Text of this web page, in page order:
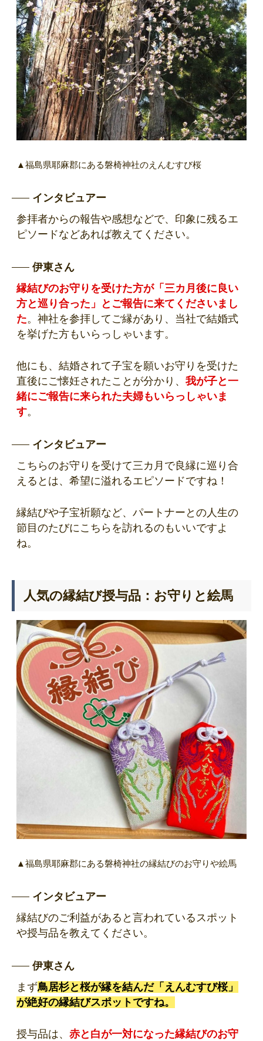
▲福島県耶麻郡にある磐椅神社のえんむすび桜
インタビュアー
参拝者からの報告や感想などで、印象に残るエ
ピソードなどあれば教えてください。
伊東さん
縁結びのお守りを受けた方が「三カ月後に良い
方と巡り合った」
とご報告に来てくださいまし
た。神社を参拝してご縁があり、当社で結婚式
を挙げた方もいらっしゃいます。
他にも、結婚されて子宝を願いお守りを受けた
直後にご懐妊されたことが分かり、 我が子と一
緒にご報告に来られた夫婦もいらっしゃいま
す。
インタビュアー
こちらのお守りを受けて三カ月で良縁に巡り合
えるとは、希望に溢れるエピソードですね！
縁結びや子宝祈願など、パートナーとの人生の
節目のたびにこちらを訪れるのもいいですよ
ね。
人気の縁結び授与品：お守りと絵馬
▲福島県耶麻郡にある磐椅神社の縁結びのお守りや絵馬
インタビュアー
縁結びのご利益があると言われているスポット
や授与品を教えてください。
伊東さん
まず鳥居杉と桜が縁を結んだ「えんむすび桜」
が絶好の縁結びスポットですね。
授与品は、 赤と白が一対になった縁結びのお守